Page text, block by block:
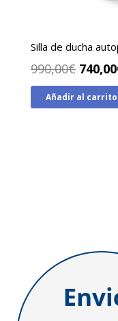
Silla de ducha
990,00€ El
precio
original
740,00
Añadir al carrito